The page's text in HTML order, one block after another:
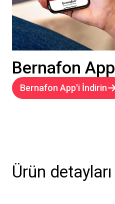
Bernafon App
Bernafon App'i İndirin
Ürün detayları